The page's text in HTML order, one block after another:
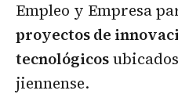
Empleo y Empresa
proyectos de
tecnológicos
jiennense.